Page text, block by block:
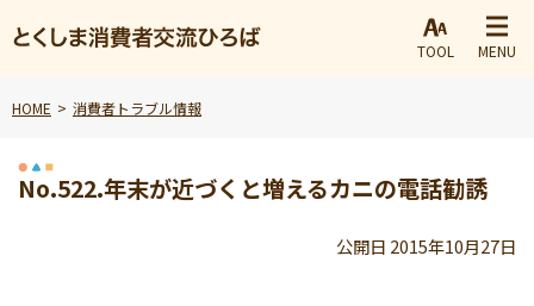
TOOL MENU
HOME 消費者トラブル情報
No.522.年末が近づくと増えるカニの電話勧誘
公開日 2015年10月27日